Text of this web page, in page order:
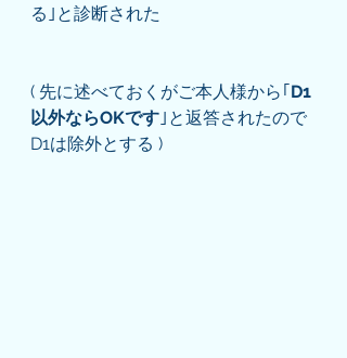
る｣と診断された
( 先に述べておくがご本人様から｢ D1
以外ならOKです ｣と返答されたので
D1は除外とする )